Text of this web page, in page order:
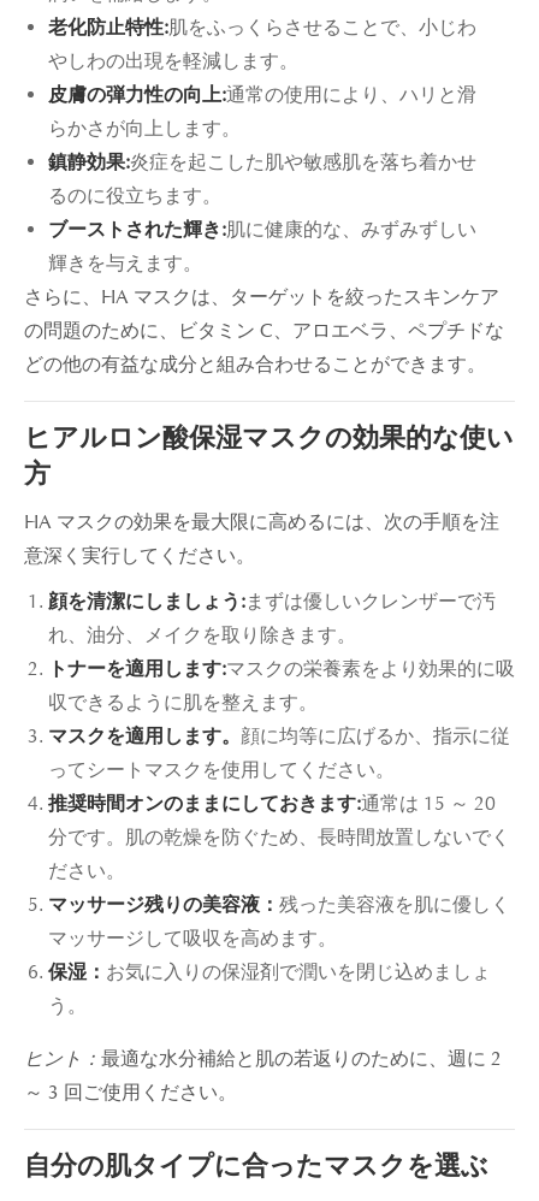
老化防止特性:肌をふっくらさせることで、小じわ
やしわの出現を軽減します。
皮膚の弾力性の向上:通常の使用により、ハリと滑
らかさが向上します。
鎮静効果:炎症を起こした肌や敏感肌を落ち着かせ
るのに役立ちます。
ブーストされた輝き:肌に健康的な、みずみずしい
輝きを与えます。
さらに、HA マスクは、ターゲットを絞ったスキンケア
の問題のために、ビタミン C、アロエベラ、ペプチドな
どの他の有益な成分と組み合わせることができます。
ヒアルロン酸保湿マスクの効果的な使い
方
HA マスクの効果を最大限に高めるには、次の手順を注
意深く実行してください。
顔を清潔にしましょう:まずは優しいクレンザーで汚
れ、油分、メイクを取り除きます。
トナーを適用します:マスクの栄養素をより効果的に吸
収できるように肌を整えます。
マスクを適用します。 顔に均等に広げるか、指示に従
ってシートマスクを使用してください。
推奨時間オンのままにしておきます:通常は 15 ～ 20
分です。肌の乾燥を防ぐため、長時間放置しないでく
ださい。
マッサージ残りの美容液： 残った美容液を肌に優しく
マッサージして吸収を高めます。
保湿： お気に入りの保湿剤で潤いを閉じ込めましょ
う。
ヒント： 最適な水分補給と肌の若返りのために、週に 2
～ 3 回ご使用ください。
自分の肌タイプに合ったマスクを選ぶ